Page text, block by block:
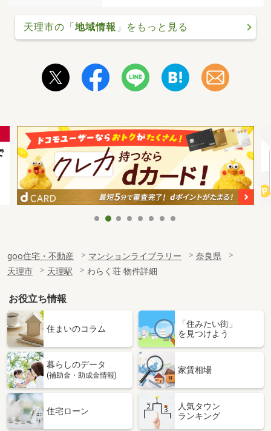
天理市の「地域情報 」をもっと見る
goo住宅・不動産 マンションライブラリー
奈良県
天理市
天理駅 わらく荘 物件詳細
お役立ち情報
住まいのコラム
「住みたい街」
を見つけよう
暮らしのデータ
(補助金・助成金情報)
家賃相場
住宅ローン
人気タウン
ランキング